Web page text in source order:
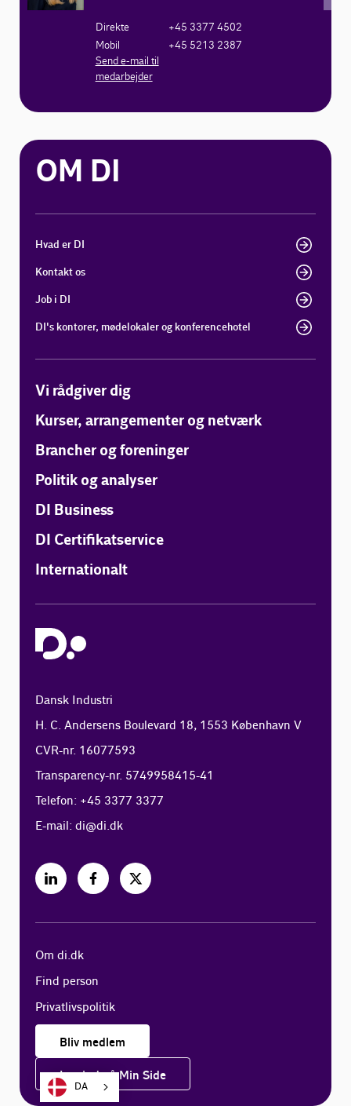
Direkte
+45 3377 4502
Mobil
+45 5213 2387
Send e-mail til
medarbejder
OM DI
Hvad er DI
Kontakt os
Job i DI
DI's kontorer, mødelokaler og konferencehotel
Vi rådgiver dig
Kurser, arrangementer og netværk
Brancher og foreninger
Politik og analyser
DI Business
DI Certifikatservice
Internationalt
Dansk Industri
H. C. Andersens Boulevard 18, 1553 København V
CVR-nr. 16077593
Transparency-nr. 5749958415-41
Telefon: +45 3377 3377
E-mail:di@di.dk
Om di.dk
Find person
Privatlivspolitik
Bliv medlem
Log ind på Min Side
DA